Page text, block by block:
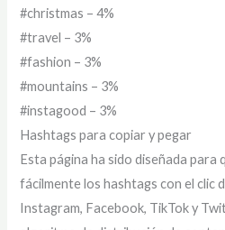
#christmas – 4%
#travel – 3%
#fashion – 3%
#mountains – 3%
#instagood – 3%
Hashtags para copiar y pegar
Esta página ha sido diseñada para
fácilmente los hashtags con el clic
Instagram, Facebook, TikTok y